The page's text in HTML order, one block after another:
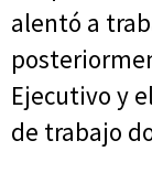
alentó a
Ejecutivo y
de trabajo